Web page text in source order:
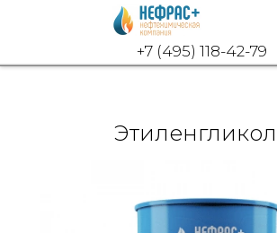
+7 (495) 118-42-79